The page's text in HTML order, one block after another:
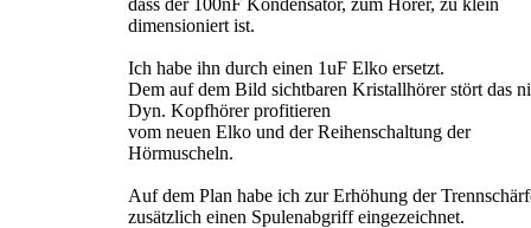
dass der 100nF Kondensator, zum Hörer, zu klein
dimensioniert ist.
Ich habe ihn durch einen 1uF Elko ersetzt.
Dem auf dem Bild sichtbaren Kristallhörer stört das
Dyn. Kopfhörer profitieren
vom neuen Elko und der Reihenschaltung der
Hörmuscheln.
Auf dem Plan habe ich zur Erhöhung der
zusätzlich einen Spulenabgriff eingezeichnet.